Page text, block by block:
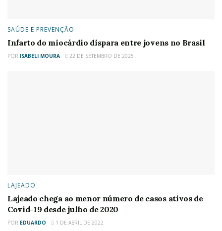
SAÚDE E PREVENÇÃO
Infarto do miocárdio dispara entre jovens no Brasil
POR ISABELI MOURA 22 DE SETEMBRO DE 2025
LAJEADO
Lajeado chega ao menor número de casos ativos de
Covid-19 desde julho de 2020
POR EDUARDO 1 DE ABRIL DE 2022